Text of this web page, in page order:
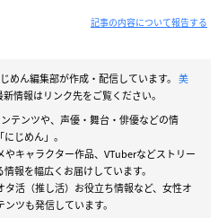
記事の内容について報告する
めん編集部が作成・配信しています。 美
新情報はリンク先をご覧ください。
テンツや、声優・舞台・俳優などの情
じめん」。
キャラクター作品、VTuberなどストリー
報を幅広くお届けしています。
活（推し活）お役立ち情報など、女性オ
ツも発信しています。